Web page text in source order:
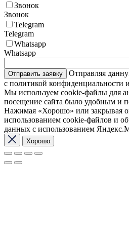
Звонок
Звонок
Telegram
Telegram
Whatsapp
Whatsapp
Отправляя
с политикой конфиденциальности
Мы используем cookie-файлы для
посещение сайта было удобным и
Нажимая «Хорошо» или закрывая
использованием cookie-файлов и
данных с использованием
Хорошо